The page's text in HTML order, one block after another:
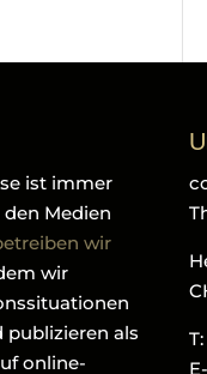
ist immer
Medien
wir
wir
publizieren als
online-